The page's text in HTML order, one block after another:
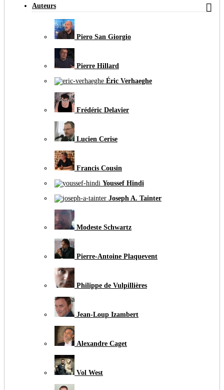
Auteurs 
Piero San Giorgio
Pierre Hillard
Éric Verhaeghe
Frédéric Delavier
Lucien Cerise
Francis Cousin
Youssef Hindi
Joseph A. Tainter
Modeste Schwartz
Pierre-Antoine Plaquevent
Philippe de Vulpillières
Jean-Loup Izambert
Alexandre Caget
Vol West